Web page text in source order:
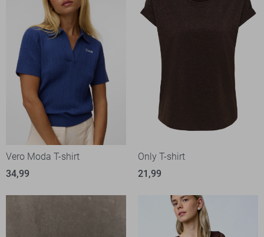
Vero Moda T-shirt
34,99
Only T-shirt
21,99